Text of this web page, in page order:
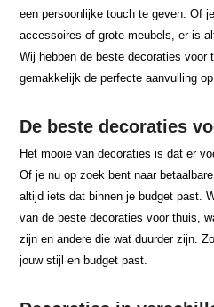
een persoonlijke touch te geven. Of
accessoires of grote meubels, er is
Wij hebben de beste decoraties voor
gemakkelijk de perfecte aanvulling
De beste decoraties
Het mooie van decoraties is dat er
Of je nu op zoek bent naar
altijd iets dat binnen je budget past.
van de beste decoraties voor thuis,
zijn en andere die wat duurder zijn.
jouw stijl en budget past.